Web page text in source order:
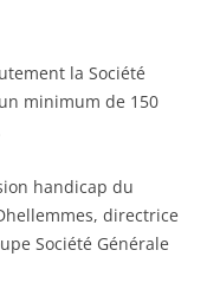
la Société
minimum de 150
handicap du
directrice
Société Générale